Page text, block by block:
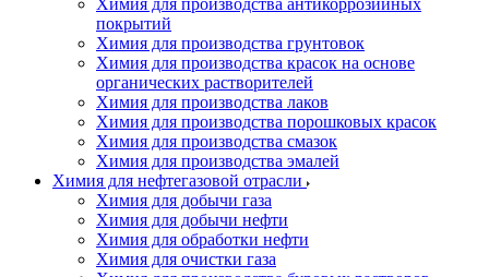
Химия для производства антикоррозийных
покрытий
Химия для производства грунтовок
Химия для производства красок на основе
органических растворителей
Химия для производства лаков
Химия для производства порошковых красок
Химия для производства смазок
Химия для производства эмалей
Химия для нефтегазовой отрасли
Химия для добычи газа
Химия для добычи нефти
Химия для обработки нефти
Химия для очистки газа